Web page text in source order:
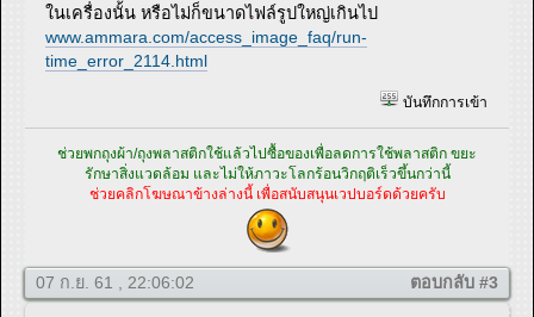
ในเครื่องนั้น หรือไม่ก็ขนาดไฟล์รูปใหญ่เกินไป
www.ammara.com/access_image_faq/run-
time_error_2114.html
บันทึกการเข้า
ช่วยพกถุงผ้า/ถุงพลาสติกใช้แล้วไปซื้อของเพื่อลดการใช้พลาสติก ขยะ
รักษาสิ่งแวดล้อม และไม่ให้ภาวะโลกร้อนวิกฤติเร็วขึ้นกว่านี้
ช่วยคลิกโฆษณาข้างล่างนี้ เพื่อสนับสนุนเวปบอร์ดด้วยครับ
07 ก.ย. 61 , 22:06:02 ตอบกลับ #3